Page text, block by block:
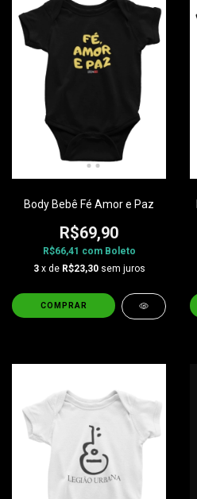
Body Bebê Fé Amor e Paz
R$69,90
R$66,41 com Boleto
3 x de R$23,30 sem juros
COMPRAR